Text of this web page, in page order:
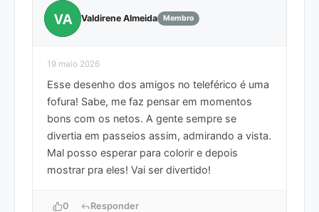
VA Valdirene Almeida Membro
19 maio 2026
Esse desenho dos amigos no teleférico é uma
fofura! Sabe, me faz pensar em momentos
bons com os netos. A gente sempre se
divertia em passeios assim, admirando a vista.
Mal posso esperar para colorir e depois
mostrar pra eles! Vai ser divertido!
0 Responder